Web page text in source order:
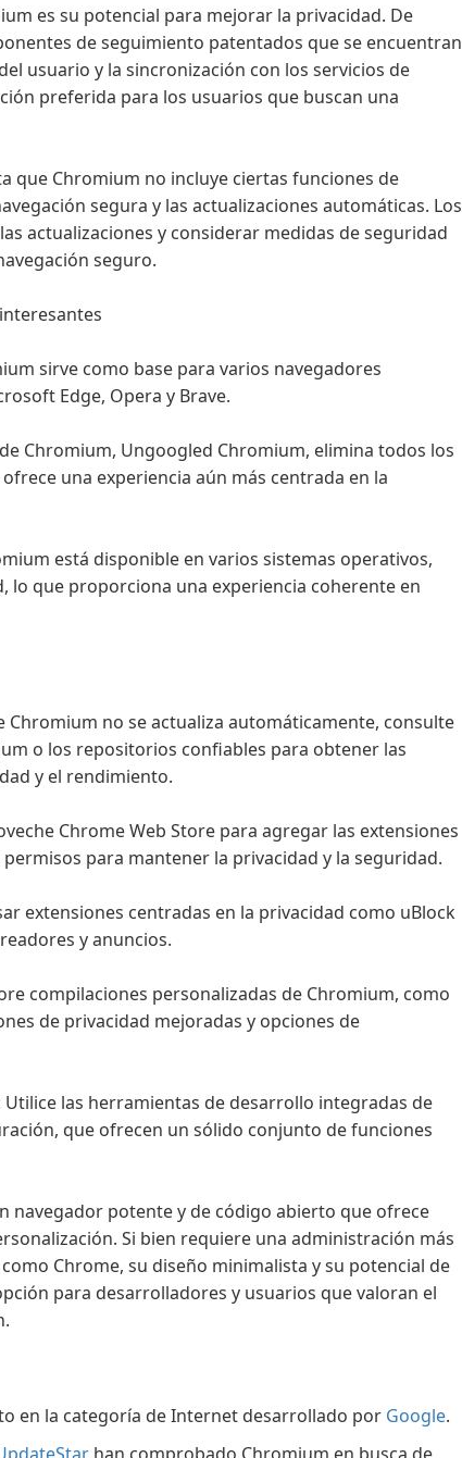
es su potencial para mejorar la privacidad. De
de seguimiento patentados que se encuentran
usuario y la sincronización con los servicios de
preferida para los usuarios que buscan una
que Chromium no incluye ciertas funciones de
segura y las actualizaciones automáticas. Los
actualizaciones y considerar medidas de seguridad
seguro.
sirve como base para varios navegadores
Edge, Opera y Brave.
Chromium, Ungoogled Chromium, elimina todos los
una experiencia aún más centrada en la
está disponible en varios sistemas operativos,
lo que proporciona una experiencia coherente en
no se actualiza automáticamente, consulte
o los repositorios confiables para obtener las
y el rendimiento.
Chrome Web Store para agregar las extensiones
para mantener la privacidad y la seguridad.
extensiones centradas en la privacidad como uBlock
y anuncios.
compilaciones personalizadas de Chromium, como
de privacidad mejoradas y opciones de
las herramientas de desarrollo integradas de
que ofrecen un sólido conjunto de funciones
navegador potente y de código abierto que ofrece
Si bien requiere una administración más
Chrome, su diseño minimalista y su potencial de
para desarrolladores y usuarios que valoran el
en la categoría de Internet desarrollado por Google.